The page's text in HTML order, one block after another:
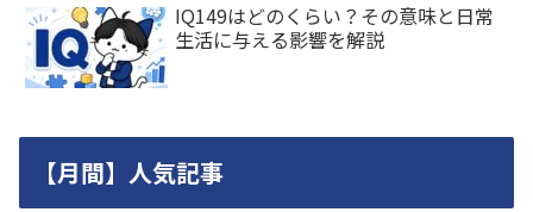
IQ149はどのくらい？その意味と日常
生活に与える影響を解説
【月間】人気記事